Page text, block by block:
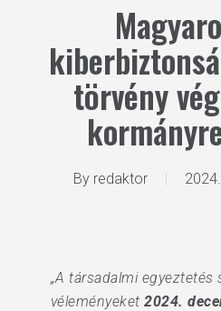
törvény
By redaktor
„A társadalmi egyeztetés
véleményeket2024.